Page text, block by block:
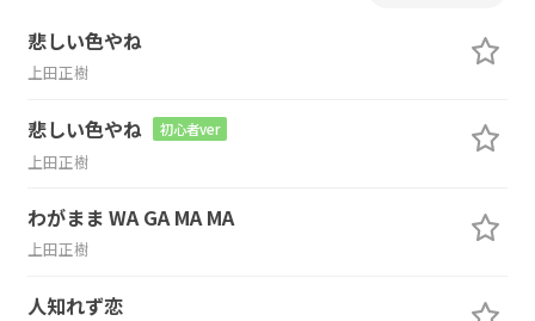
悲しい色やね
上田正樹
悲しい色やね 初心者ver
上田正樹
わがまま WA GA MA MA
上田正樹
人知れず恋